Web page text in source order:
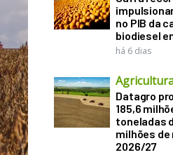
no PIB da
biodiesel
há 6 dias
Datagro
185,6
toneladas
milhões de
2026/27